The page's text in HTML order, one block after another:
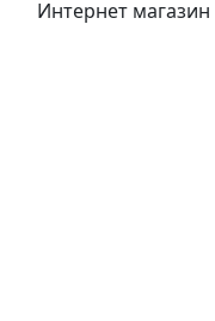
Интернет